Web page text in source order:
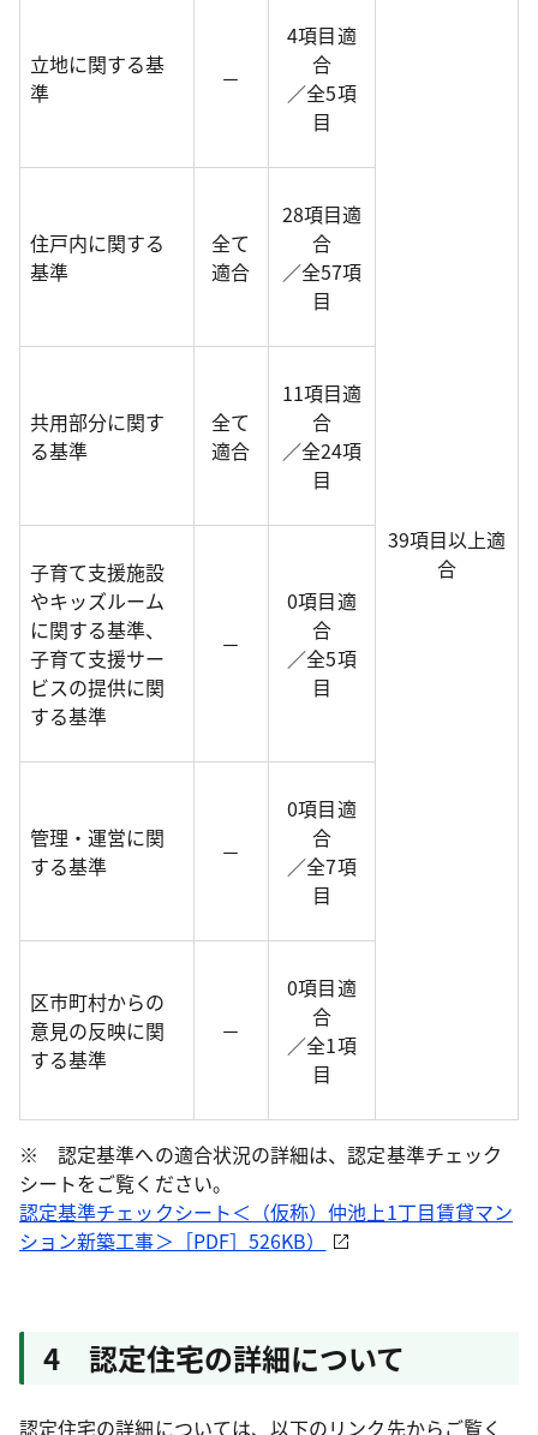
立地に関する基
準
－
4項目適
合
／全5項
目
39項目以上適
合
住戸内に関する
基準
全て
適合
28項目適
合
／全57項
目
共用部分に関す
る基準
全て
適合
11項目適
合
／全24項
目
子育て支援施設
やキッズルーム
に関する基準、
子育て支援サー
ビスの提供に関
する基準
－
0項目適
合
／全5項
目
管理・運営に関
する基準
－
0項目適
合
／全7項
目
区市町村からの
意見の反映に関
する基準
－
0項目適
合
／全1項
目
※ 認定基準への適合状況の詳細は、認定基準チェック
シートをご覧ください。
認定基準チェックシート＜（仮称）仲池上1丁目賃貸マン
ション新築工事＞［PDF］526KB）
4 認定住宅の詳細について
認定住宅の詳細については、以下のリンク先からご覧く